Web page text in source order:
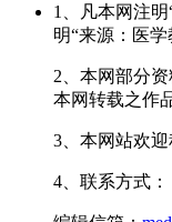
1、凡本网注
明“来源：医
2、本网部分
本网转载之作
3、本网站欢
4、联系方式：